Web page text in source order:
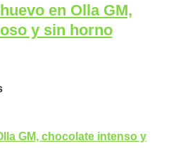
en Olla GM,
y sin horno
GM, chocolate intenso y